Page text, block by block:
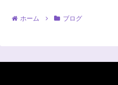
ホーム ブログ